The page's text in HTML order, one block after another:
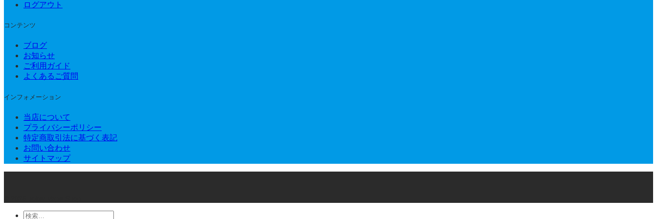
ログアウト
コンテンツ
ブログ
お知らせ
ご利用ガイド
よくあるご質問
インフォメーション
当店について
プライバシーポリシー
特定商取引法に基づく表記
お問い合わせ
サイトマップ
検